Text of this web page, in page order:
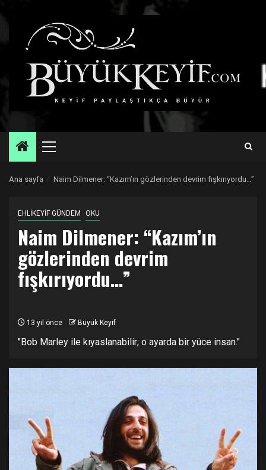
Primary
Ana sayfa Naim Dilmener: “Kazım’ın gözlerinden devrim fışkırıyordu…”
EHLİKEYİF GÜNDEM OKU
Naim Dilmener: “Kazım’ın
gözlerinden devrim
fışkırıyordu…”
13 yıl önce Büyük Keyif
"Bob Marley ile kıyaslanabilir; o ayarda bir yüce insan."